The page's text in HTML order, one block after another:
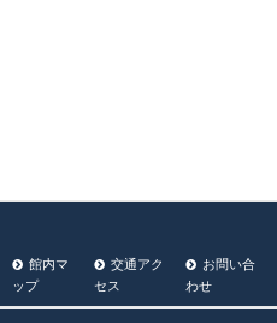
館内マ
ップ
交通アク
セス
お問い合
わせ